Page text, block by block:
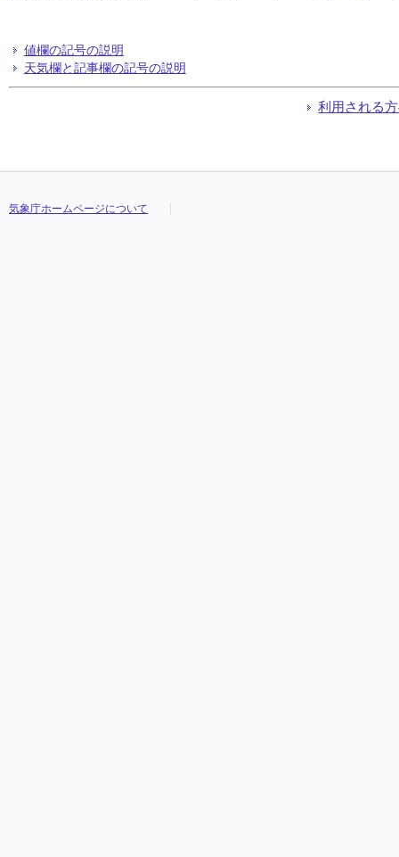
24
24
24
24
値欄の記号の説明
天気欄と記事欄の記号の説明
利用される
気象庁ホームページについて